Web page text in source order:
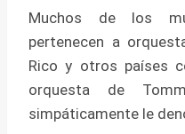
Muchos de los
pertenecen a
Rico y otros países
orquesta de
simpáticamente le